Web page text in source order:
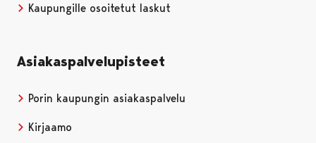
Kaupungille osoitetut laskut
Asiakaspalvelupisteet
Porin kaupungin asiakaspalvelu
Kirjaamo